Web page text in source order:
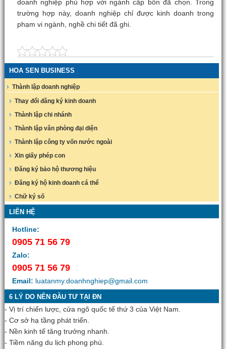
doanh nghiệp phù hợp với ngành cấp bốn đã chọn. Trong
trường hợp này, doanh nghiệp chỉ được kinh doanh trong
phạm vi ngành, nghề chi tiết đã ghi.
HOA SEN BUSINESS
Thành lập doanh nghiệp
Thay đổi đăng ký kinh doanh
Thành lập chi nhánh
Thành lập văn phòng đại diện
Thành lập công ty vốn nước ngoài
Xin giấy phép con
Đăng ký bảo hộ thương hiệu
Đăng ký hộ kinh doanh cá thể
Chữ ký số
LIÊN HỆ
Hotline:
0905 71 56 79
Zalo:
0905 71 56 79
Email: luatanmy.doanhnghiep@gmail.com
6 LÝ DO NÊN ĐẦU TƯ TẠI ĐN
- Vị trí chiến lược, cửa ngõ quốc tế thứ 3 của Việt Nam.
- Cơ sở hạ tầng phát triển.
- Nền kinh tế tăng trưởng nhanh.
- Tiềm năng du lịch phong phú.